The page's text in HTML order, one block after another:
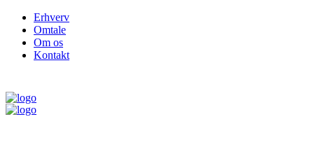
Erhverv
Omtale
Om os
Kontakt